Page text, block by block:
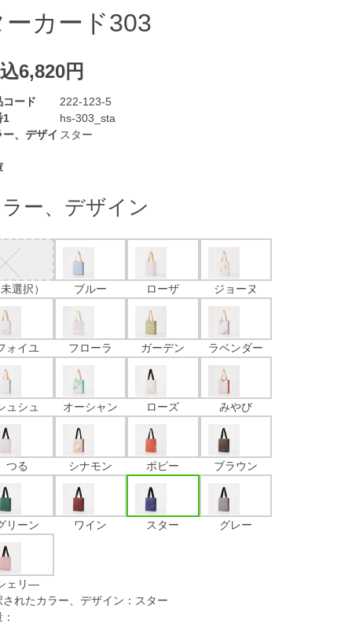
ーカード303
6,820円
コード
222-123-5
1
hs-303_sta
ー、デザイ スター
ー、デザイン
選択） ブルー ローザ ジョーヌ
ォイユ フローラ ガーデン ラベンダー
ュシュ オーシャン ローズ みやび
つる シナモン ポピー ブラウン
リーン ワイン スター グレー
ェリ―
されたカラー、デザイン：スター